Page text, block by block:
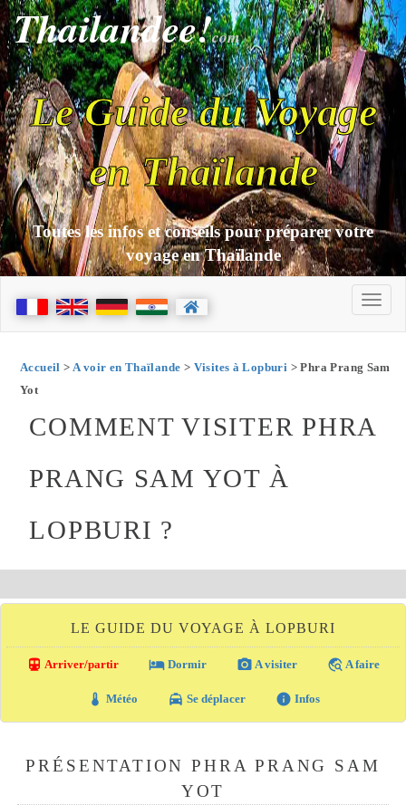
Thailandee!com
Le Guide du Voyage
en Thaïlande
Toutes les infos et conseils pour préparer votre
voyage en Thaïlande
Accueil > A voir en Thaïlande > Visites à Lopburi > Phra Prang Sam
Yot
COMMENT VISITER PHRA
PRANG SAM YOT À
LOPBURI ?
LE GUIDE DU VOYAGE À LOPBURI
directions_transit Arriver/partir local_hotel Dormir photo_camera A visiter travel_explore A faire
thermostat Météo local_taxi Se déplacer info Infos
PRÉSENTATION PHRA PRANG SAM
YOT